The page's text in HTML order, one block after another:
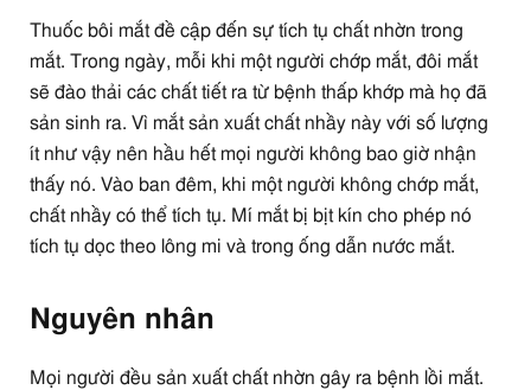
Thuốc bôi mắt đề cập đến sự tích tụ chất nhờn trong
mắt. Trong ngày, mỗi khi một người chớp mắt, đôi mắt
sẽ đào thải các chất tiết ra từ bệnh thấp khớp mà họ đã
sản sinh ra. Vì mắt sản xuất chất nhầy này với số lượng
ít như vậy nên hầu hết mọi người không bao giờ nhận
thấy nó. Vào ban đêm, khi một người không chớp mắt,
chất nhầy có thể tích tụ. Mí mắt bị bịt kín cho phép nó
tích tụ dọc theo lông mi và trong ống dẫn nước mắt.
Nguyên nhân
Mọi người đều sản xuất chất nhờn gây ra bệnh lồi mắt.